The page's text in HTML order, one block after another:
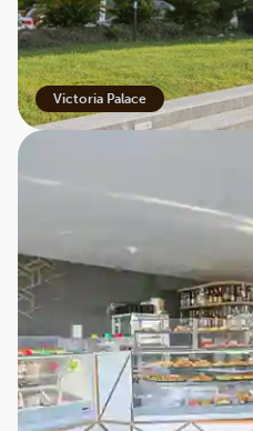
Victoria Palace
Hotel Victoria
Victoria Palace er
stamhotel, Cefalù Sea
i 2017) og moderne hotel